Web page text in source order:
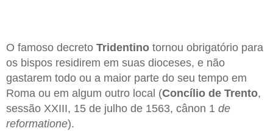
O famoso decreto Tridentino tornou obrigatório para
os bispos residirem em suas dioceses, e não
gastarem todo ou a maior parte do seu tempo em
Roma ou em algum outro local (Concílio de Trento,
sessão XXIII, 15 de julho de 1563, cânon 1 de
reformatione).